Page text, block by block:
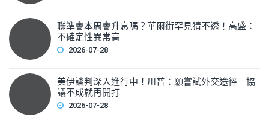
聯準會本周會升息嗎？華爾街罕見猜不透！高盛：
不確定性異常高
2026-07-28
美伊談判深入進行中！川普：願嘗試外交途徑 協
議不成就再開打
2026-07-28